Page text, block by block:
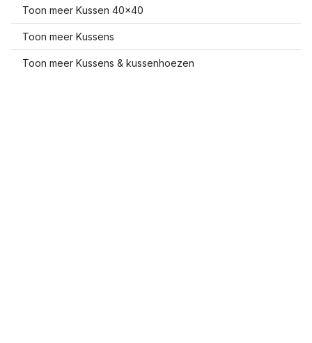
Toon meer Kussen 40x40
Toon meer Kussens
Toon meer Kussens & kussenhoezen